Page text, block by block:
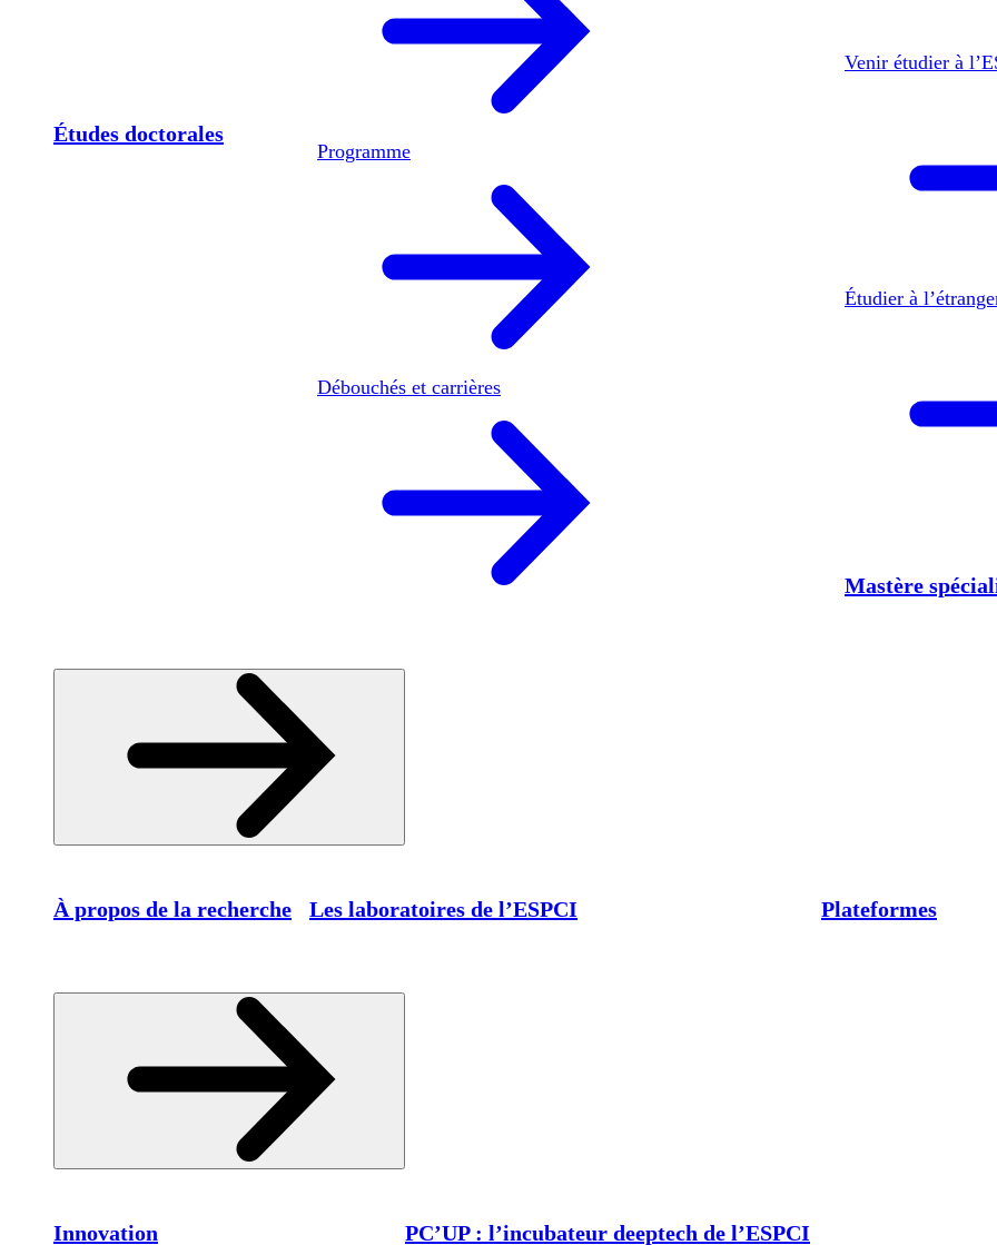
Programme
Débouchés et carrières
Venir étudier à
Étudier à
Études doctorales
Mastère
À propos de la recherche Les laboratoires de l’ESPCI Plateformes
Innovation PC’UP : l’incubateur deeptech de l’ESPCI